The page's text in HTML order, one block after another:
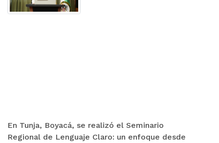
En Tunja, Boyacá, se realizó el Seminario
Regional de Lenguaje Claro: un enfoque desde